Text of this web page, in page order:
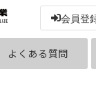
会員登
よくある質問